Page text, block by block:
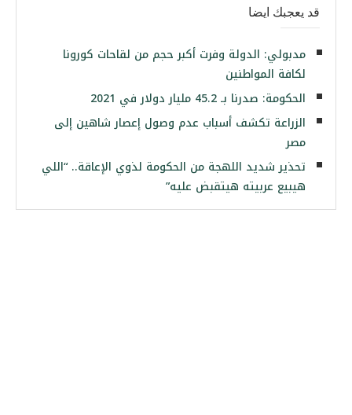
قد يعجبك ايضا
مدبولي: الدولة وفرت أكبر حجم من لقاحات كورونا
لكافة المواطنين
الحكومة: صدرنا بـ 45.2 مليار دولار في 2021
الزراعة تكشف أسباب عدم وصول إعصار شاهين إلى
مصر
تحذير شديد اللهجة من الحكومة لذوي الإعاقة.. “اللي
هيبيع عربيته هيتقبض عليه”